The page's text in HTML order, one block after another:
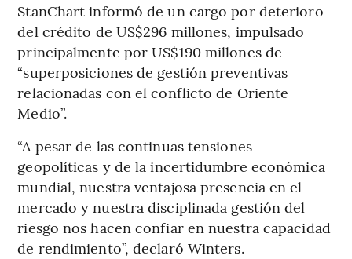
StanChart informó de un cargo por deterioro
del crédito de US$296 millones, impulsado
principalmente por US$190 millones de
“superposiciones de gestión preventivas
relacionadas con el conflicto de Oriente
Medio”.
“A pesar de las continuas tensiones
geopolíticas y de la incertidumbre económica
mundial, nuestra ventajosa presencia en el
mercado y nuestra disciplinada gestión del
riesgo nos hacen confiar en nuestra capacidad
de rendimiento”, declaró Winters.